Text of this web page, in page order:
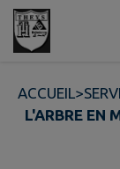
Contenu
ACCUEIL>
L'ARBRE EN